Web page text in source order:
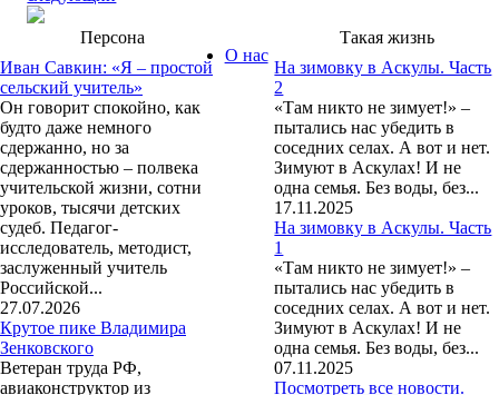
Персона
Иван Савкин: «Я – простой
сельский учитель»
Он говорит спокойно, как
будто даже немного
сдержанно, но за
сдержанностью – полвека
учительской жизни, сотни
уроков, тысячи детских
судеб. Педагог-
исследователь, методист,
заслуженный учитель
Российской...
27.07.2026
Крутое пике Владимира
Зенковского
Ветеран труда РФ,
авиаконструктор из
Такая жизнь
На зимовку в Аскулы. Часть
2
«Там никто не зимует!» –
пытались нас убедить в
соседних селах. А вот и нет.
Зимуют в Аскулах! И не
одна семья. Без воды, без...
17.11.2025
На зимовку в Аскулы. Часть
1
«Там никто не зимует!» –
пытались нас убедить в
соседних селах. А вот и нет.
Зимуют в Аскулах! И не
одна семья. Без воды, без...
07.11.2025
Посмотреть все новости.
О нас